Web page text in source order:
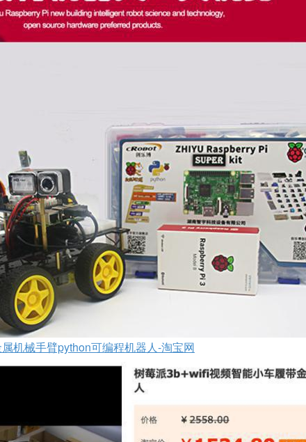
机械手臂python可编程机器人-淘宝网